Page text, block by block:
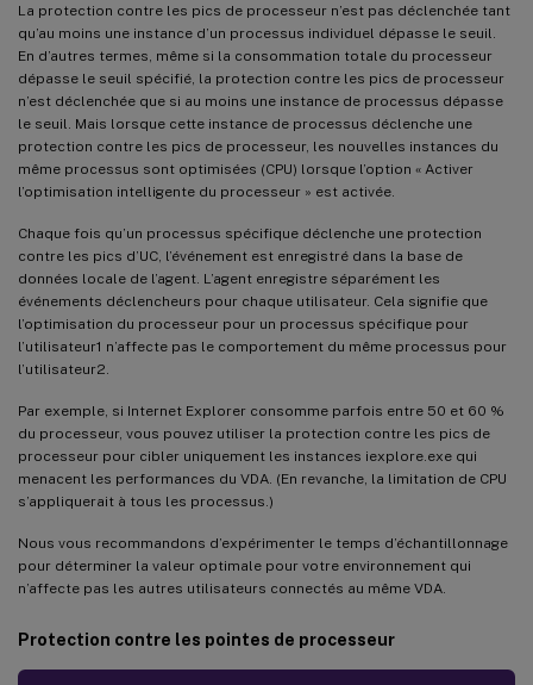
La protection contre les pics de processeur n’est pas déclenchée tant
qu’au moins une instance d’un processus individuel dépasse le seuil.
En d’autres termes, même si la consommation totale du processeur
dépasse le seuil spécifié, la protection contre les pics de processeur
n’est déclenchée que si au moins une instance de processus dépasse
le seuil. Mais lorsque cette instance de processus déclenche une
protection contre les pics de processeur, les nouvelles instances du
même processus sont optimisées (CPU) lorsque l’option « Activer
l’optimisation intelligente du processeur » est activée.
Chaque fois qu’un processus spécifique déclenche une protection
contre les pics d’UC, l’événement est enregistré dans la base de
données locale de l’agent. L’agent enregistre séparément les
événements déclencheurs pour chaque utilisateur. Cela signifie que
l’optimisation du processeur pour un processus spécifique pour
l’utilisateur1 n’affecte pas le comportement du même processus pour
l’utilisateur2.
Par exemple, si Internet Explorer consomme parfois entre 50 et 60 %
du processeur, vous pouvez utiliser la protection contre les pics de
processeur pour cibler uniquement les instances iexplore.exe qui
menacent les performances du VDA. (En revanche, la limitation de CPU
s’appliquerait à tous les processus.)
Nous vous recommandons d’expérimenter le temps d’échantillonnage
pour déterminer la valeur optimale pour votre environnement qui
n’affecte pas les autres utilisateurs connectés au même VDA.
Protection contre les pointes de processeur